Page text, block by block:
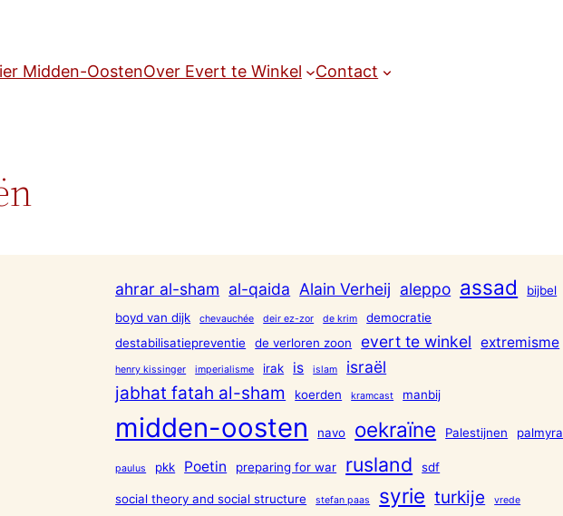
Midden-OostenOver Evert te Winkel Contact
ahrar al-sham al-qaida Alain Verheij aleppo assad
bijbel
boyd van dijk
chevauchée deir ez-zor de krim
democratie
destabilisatiepreventie
de verloren zoon evert te winkel extremisme
henry kissinger imperialisme irak is islam israël
jabhat fatah al-sham koerden kramcast manbij
midden-oosten navo oekraïne Palestijnen palmyra
paulus pkk Poetin preparing for war rusland sdf
social theory and social structure stefan paas syrie turkije vrede